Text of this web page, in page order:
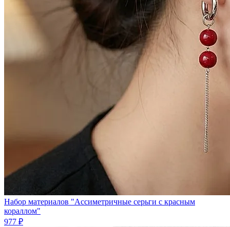
Набор материалов "Ассиметричные серьги с красным
кораллом"
977 ₽